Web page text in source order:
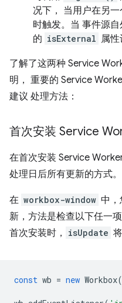
况下， 当用户在另
时触发。当 事件源
的 isExternal 属性
了解了这两种 Service
明， 重要的 Service
建议 处理方法：
首次安装 Service
在首次安装 Service
处理日后所有更新的方式。
在 workbox-window 中，
新，方法是检查以下任一
首次安装时，
isUpdate
const wb = new Workbox(